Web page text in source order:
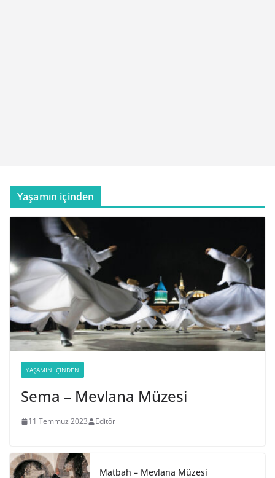
Yaşamın içinden
YAŞAMIN İÇINDEN
Sema – Mevlana Müzesi
11 Temmuz 2023 Editör
Matbah – Mevlana Müzesi